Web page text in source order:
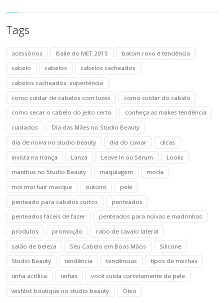
Tags
acessórios Baile do MET 2015
batom roxo é tendência
cabelo
cabelos
cabelos cacheados
cabelos cacheados: supertência
como cuidar de cabelos com luzes
como cuidar do cabelo
como secar o cabelo do jeito certo
conheça as makes tendência
cuidados
Dia das Mães no Studio Beauty
dia de noiva no studio beauty
dia do caviar
dicas
invista na trança
Lanza Leave In ou Sérum
Looks
manthus no Studio Beauty
maquiagem
moda
moi moi hair masque
outono
pele
penteado para cabelos curtos
penteados
penteados fáceis de fazer
penteados para noivas e madrinhas
produtos
promoção
rabo de cavalo lateral
salão de beleza
Seu Cabelo em Boas Mãos
Silicone
Studio Beauty
tendência tendências
tipos de mechas
unha acrílica
unhas
você cuida corretamente da pele
wishlist boutique no studio beauty
Óleo